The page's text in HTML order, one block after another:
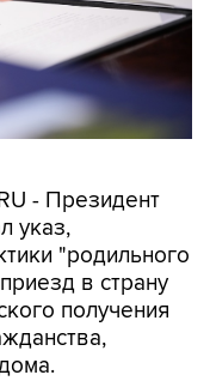
- Президент
указ,
"родильного
в страну
получения